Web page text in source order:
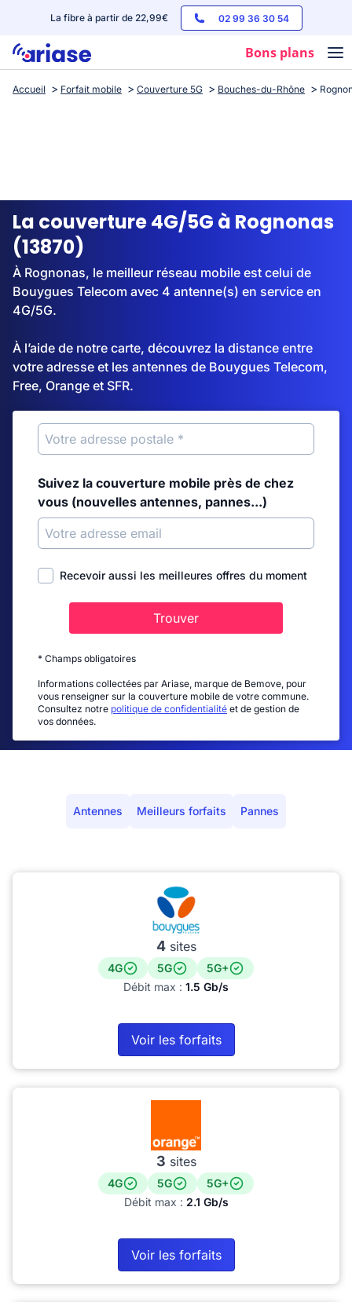
La fibre à partir de 22,99€ 02 99 36 30 54
Bons plans
Box internet
Streaming
Accueil Forfait mobile Couverture 5G Bouches-du-Rhône
La couverture 4G/5G à Rognonas
(13870)
À Rognonas, le meilleur réseau mobile est celui de
Bouygues Telecom avec 4 antenne(s) en service en
4G/5G.
À l’aide de notre carte, découvrez la distance entre
votre adresse et les antennes de Bouygues Telecom,
Free, Orange et SFR.
Suivez la couverture mobile près de chez
vous (nouvelles antennes, pannes...)
Recevoir aussi les meilleures offres du moment
Trouver
* Champs obligatoires
Informations collectées par Ariase, marque de Bemove, pour
vous renseigner sur la couverture mobile de votre commune.
Consultez notre politique de confidentialité et de gestion de
vos données.
Antennes Meilleurs forfaits Pannes
4sites
4G 5G
5G+
Débit max : 1.5 Gb/s
Voir les forfaits
3 sites
4G 5G
5G+
Débit max : 2.1 Gb/s
Voir les forfaits